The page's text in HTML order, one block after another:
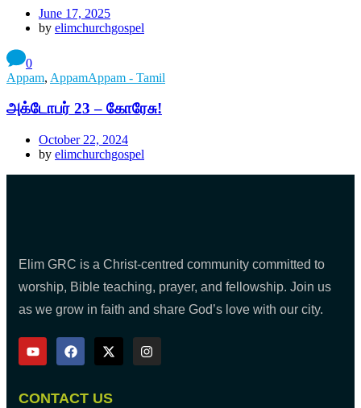
June 17, 2025
by elimchurchgospel
0
Appam, AppamAppam - Tamil
அக்டோபர் 23 – கோரேசு!
October 22, 2024
by elimchurchgospel
Elim GRC is a Christ-centred community committed to
worship, Bible teaching, prayer, and fellowship. Join us
as we grow in faith and share God’s love with our city.
CONTACT US